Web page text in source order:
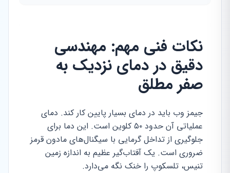
نکات فنی مهم: مهندسی
دقیق در دمای نزدیک به
صفر مطلق
جیمز وب باید در دمای بسیار پایین کار کند. دمای
عملیاتی آن حدود ۵۰ کلوین است. این دما برای
جلوگیری از تداخل گرمایی با سیگنال‌های مادون قرمز
ضروری است. یک آفتاب‌گیر عظیم به اندازه زمین
تنیس، تلسکوپ را خنک نگه می‌دارد.